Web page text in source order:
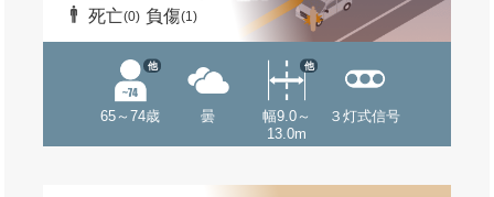
死亡(0) 負傷(1)
65～74歳
他
曇
幅9.0～
13.0m
他
３灯式信号